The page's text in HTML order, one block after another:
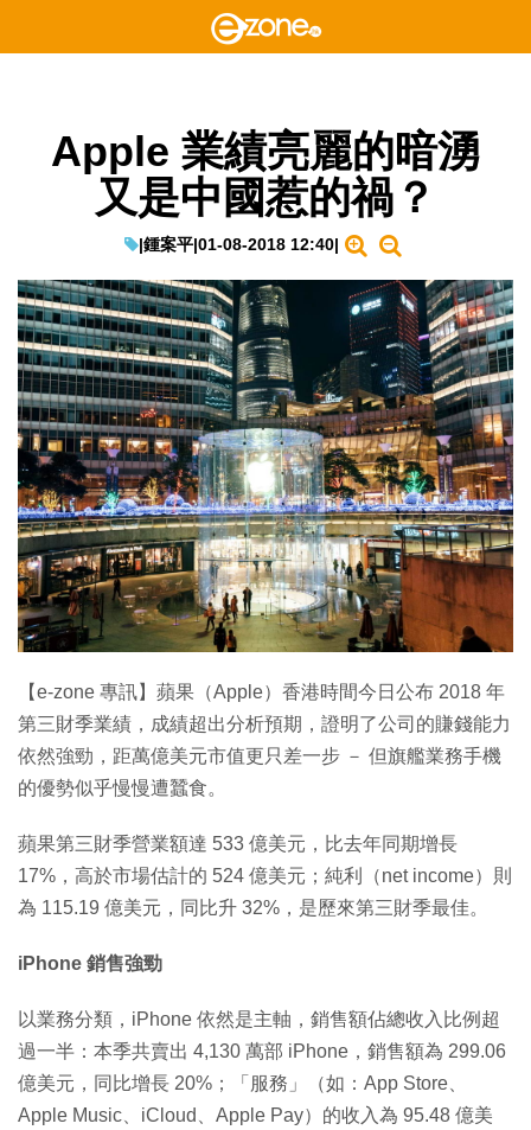
Apple 業績亮麗的暗湧
又是中國惹的禍？
|鍾案平|01-08-2018 12:40|
【e-zone 專訊】蘋果（Apple）香港時間今日公布 2018 年
第三財季業績，成績超出分析預期，證明了公司的賺錢能力
依然強勁，距萬億美元市值更只差一步 － 但旗艦業務手機
的優勢似乎慢慢遭蠶食。
蘋果第三財季營業額達 533 億美元，比去年同期增長
17%，高於市場估計的 524 億美元；純利（net income）則
為 115.19 億美元，同比升 32%，是歷來第三財季最佳。
iPhone 銷售強勁
以業務分類，iPhone 依然是主軸，銷售額佔總收入比例超
過一半：本季共賣出 4,130 萬部 iPhone，銷售額為 299.06
億美元，同比增長 20%；「服務」（如：App Store、
Apple Music、iCloud、Apple Pay）的收入為 95.48 億美